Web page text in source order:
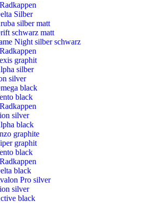
Silber
silber matt
schwarz matt
Night silber schwarz
graphit
silber
silver
black
black
silver
black
graphite
graphit
black
black
Pro silver
silver
black